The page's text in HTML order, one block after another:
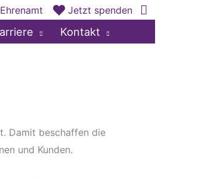
Ehrenamt Jetzt spenden
Kontakt
Damit beschaffen die
und Kunden.